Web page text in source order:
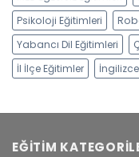
Psikoloji Eğitimleri
Yabancı Dil Eğitimleri
İl İlçe Eğitimler
EĞITIM